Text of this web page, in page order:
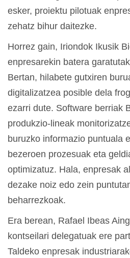
esker, proiektu pilotuak
zehatz bihur daitezke.
Horrez gain, Iriondok Ikusik
enpresarekin batera
Bertan, hilabete gutxiren
digitalizatzea posible dela
ezarri dute. Software berriak
produkzio-lineak
buruzko informazio puntuala
bezeroen prozesuak eta
optimizatuz. Hala, enpresak
dezake noiz edo zein
beharrezkoak.
Era berean, Rafael Ibeas
kontseilari delegatuak ere
Taldeko enpresak